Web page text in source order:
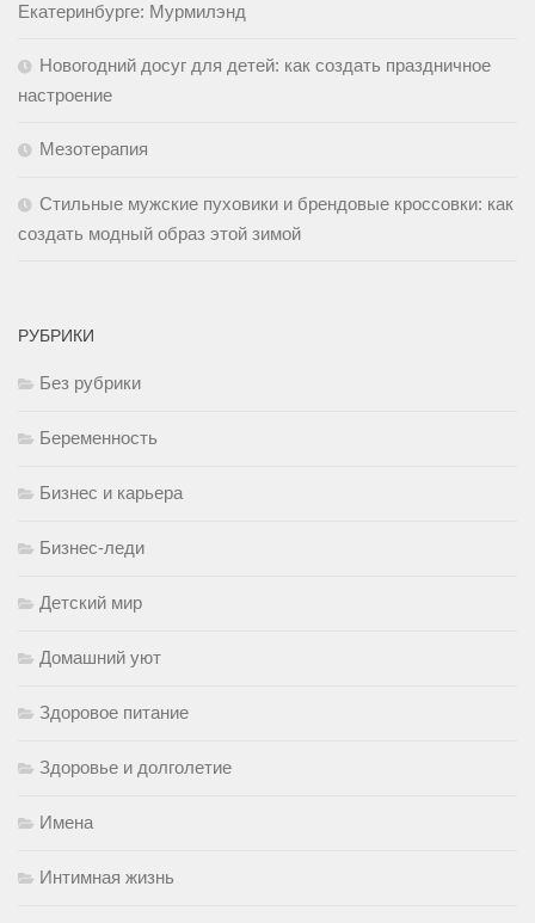
Екатеринбурге: Мурмилэнд
Новогодний досуг для детей: как создать праздничное
настроение
Мезотерапия
Стильные мужские пуховики и брендовые кроссовки: как
создать модный образ этой зимой
РУБРИКИ
Без рубрики
Беременность
Бизнес и карьера
Бизнес-леди
Детский мир
Домашний уют
Здоровое питание
Здоровье и долголетие
Имена
Интимная жизнь